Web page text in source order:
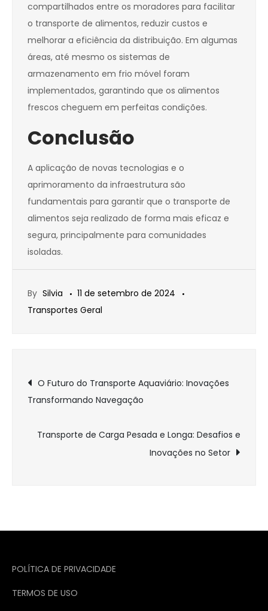
compartilhados entre os moradores para facilitar
o transporte de alimentos, reduzir custos e
melhorar a eficiência da distribuição. Em algumas
áreas, até mesmo os sistemas de
armazenamento em frio móvel foram
implementados, garantindo que os alimentos
frescos cheguem em perfeitas condições.
Conclusão
A aplicação de novas tecnologias e o
aprimoramento da infraestrutura são
fundamentais para garantir que o transporte de
alimentos seja realizado de forma mais eficaz e
segura, principalmente para comunidades
isoladas.
By Silvia
11 de setembro de 2024
Transportes Geral
Navegação
de
Post
O Futuro do Transporte Aquaviário: Inovações
Transformando Navegação
Transporte de Carga Pesada e Longa: Desafios e
Inovações no Setor
POLÍTICA DE PRIVACIDADE
TERMOS DE USO